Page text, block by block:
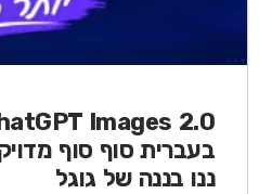
בעברית סוף סוף
ננו בננה של גוגל